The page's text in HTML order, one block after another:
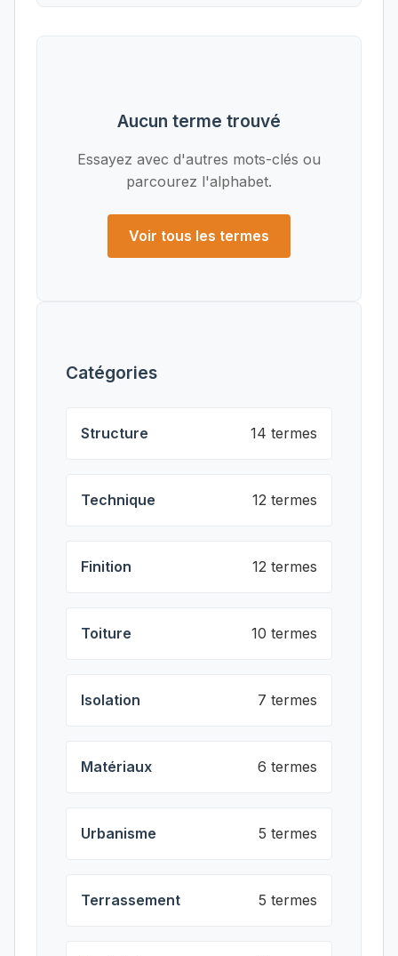
Aucun terme trouvé
Essayez avec d'autres mots-clés ou
parcourez l'alphabet.
Voir tous les termes
Catégories
Structure 14 termes
Technique 12 termes
Finition 12 termes
Toiture 10 termes
Isolation 7 termes
Matériaux 6 termes
Urbanisme 5 termes
Terrassement 5 termes